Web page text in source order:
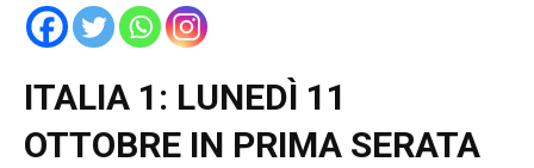
ITALIA 1: LUNEDÌ 11
OTTOBRE IN PRIMA SERATA